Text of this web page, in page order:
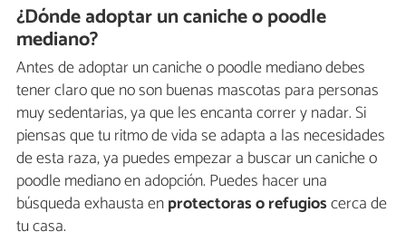
¿Dónde adoptar un caniche o poodle
mediano?
Antes de adoptar un caniche o poodle mediano debes
tener claro que no son buenas mascotas para personas
muy sedentarias, ya que les encanta correr y nadar. Si
piensas que tu ritmo de vida se adapta a las necesidades
de esta raza, ya puedes empezar a buscar un caniche o
poodle mediano en adopción. Puedes hacer una
búsqueda exhausta enprotectoras o refugioscerca de
tu casa.